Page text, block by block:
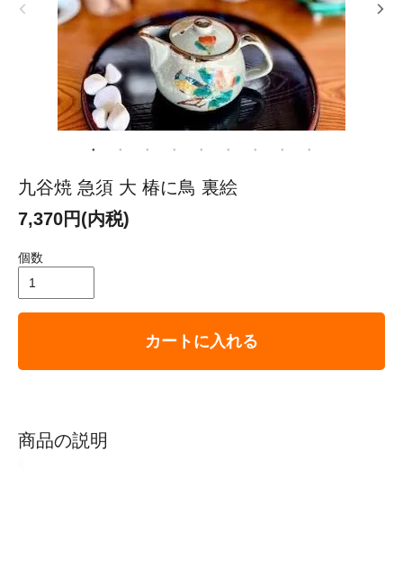
九谷焼 急須 大 椿に鳥 裏絵
7,370円(内税)
個数
カートに入れる
商品の説明